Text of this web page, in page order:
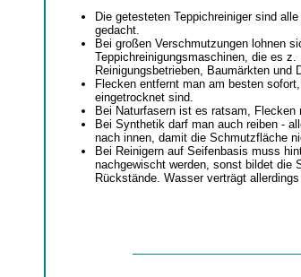
Die getesteten Teppichreiniger sind
gedacht.
Bei großen Verschmutzungen lohnen
Teppichreinigungsmaschinen, die es z.
Reinigungsbetrieben, Baumärkten und
Flecken entfernt man am besten
eingetrocknet sind.
Bei Naturfasern ist es ratsam, Flecken
Bei Synthetik darf man auch reiben -
nach innen, damit die Schmutzfläche
Bei Reinigern auf Seifenbasis muss
nachgewischt werden, sonst bildet die
Rückstände. Wasser verträgt